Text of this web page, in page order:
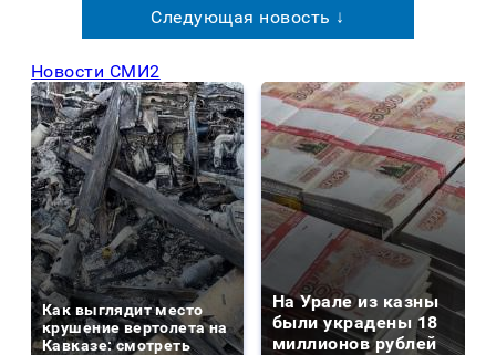
Следующая новость ↓
Новости СМИ2
Как выглядит место
крушение вертолета на
Кавказе: смотреть
На Урале из казны
были украдены 18
миллионов рублей